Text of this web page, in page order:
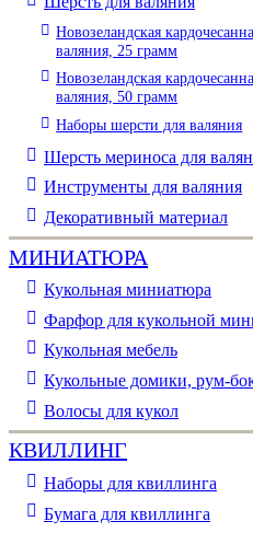
Новозеландская
валяния, 25 грамм
Новозеландская
валяния, 50 грамм
Наборы шерсти для валяния
Шерсть мериноса для
Инструменты для валяния
Декоративный материал
МИНИАТЮРА
Кукольная миниатюра
Фарфор для кукольной
Кукольная мебель
Кукольные домики, рум-
Волосы для кукол
КВИЛЛИНГ
Наборы для квиллинга
Бумага для квиллинга